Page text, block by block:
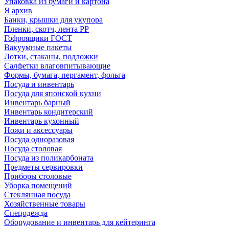
Я архив
Банки, крышки для укупора
Пленки, скотч, лента РР
Гофроящики ГОСТ
Вакуумные пакеты
Лотки, стаканы, подложки
Салфетки влаговпитывающие
Формы, бумага, пергамент, фольга
Посуда и инвентарь
Посуда для японской кухни
Инвентарь барный
Инвентарь кондитерский
Инвентарь кухонный
Ножи и аксессуары
Посуда одноразовая
Посуда столовая
Посуда из поликарбоната
Предметы сервировки
Приборы столовые
Уборка помещений
Стеклянная посуда
Хозяйственные товары
Спецодежда
Оборудование и инвентарь для кейтеринга